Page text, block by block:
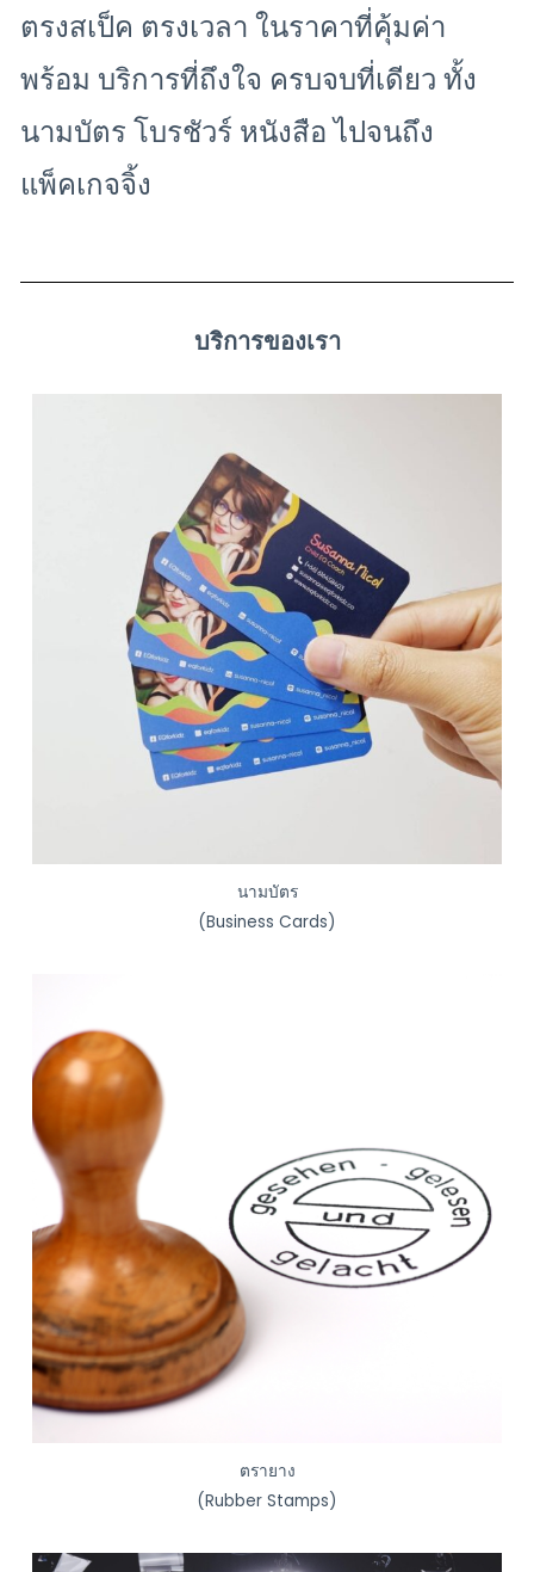
ตรงสเป็ค ตรงเวลา ในราคาที่คุ้มค่า
พร้อม บริการที่ถึงใจ ครบจบที่เดียว ทั้ง
นามบัตร โบรชัวร์ หนังสือ ไปจนถึง
แพ็คเกจจิ้ง
บริการของเรา
นามบัตร
(Business Cards)
ตรายาง
(Rubber Stamps)